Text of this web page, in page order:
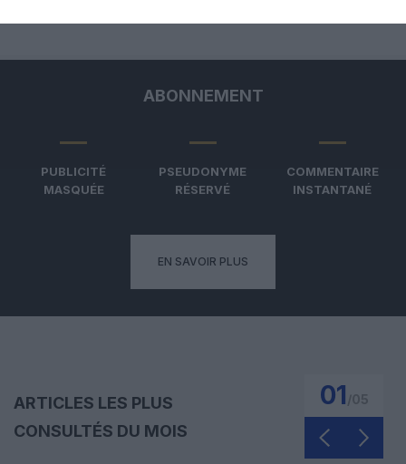
ABONNEMENT
PUBLICITÉ
MASQUÉE
PSEUDONYME
RÉSERVÉ
COMMENTAIRE
INSTANTANÉ
EN SAVOIR PLUS
ARTICLES LES PLUS
CONSULTÉS DU MOIS
01